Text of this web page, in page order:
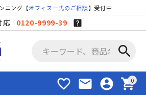
ニング【オフィス一式のご相談】受付中
応 0120-9999-39
search
favorite_border mail account_circle shopping_cart